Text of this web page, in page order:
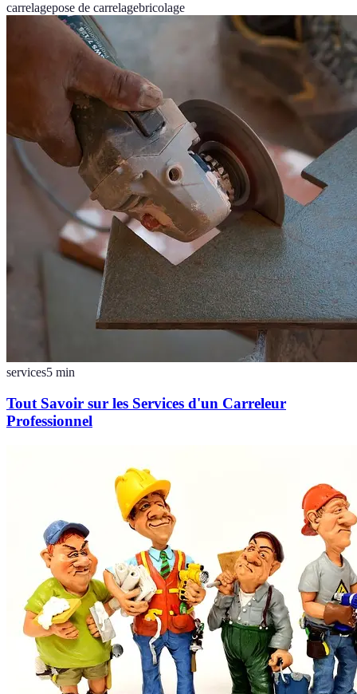
carrelagepose de carrelagebricolage
services5 min
Tout Savoir sur les Services d'un Carreleur
Professionnel